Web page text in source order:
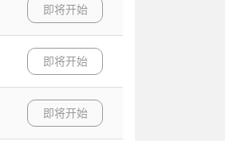
即将开始
即将开始
即将开始